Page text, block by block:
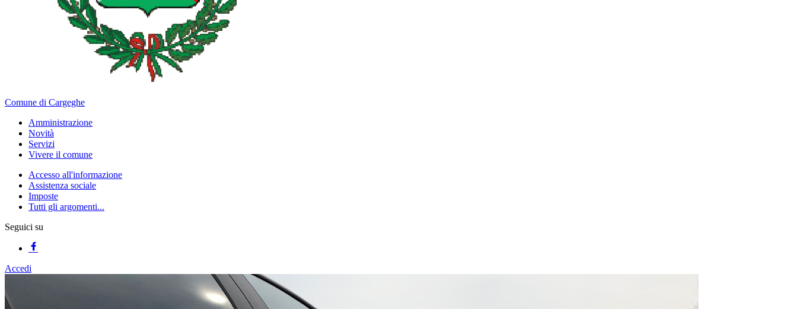
Comune di Cargeghe
Amministrazione
Novità
Servizi
Vivere il comune
Accesso all'informazione
Assistenza sociale
Imposte
Tutti gli argomenti...
Seguici su
Accedi